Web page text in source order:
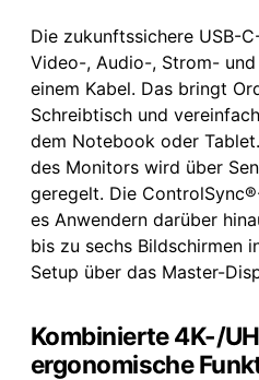
Die zukunftssichere USB-
Video-, Audio-, Strom- und
einem Kabel. Das bringt
Schreibtisch und
dem Notebook oder
des Monitors wird über
geregelt. Die
es Anwendern darüber
bis zu sechs Bildschirmen
Setup über das Master-
Kombinierte 4K-/
ergonomische